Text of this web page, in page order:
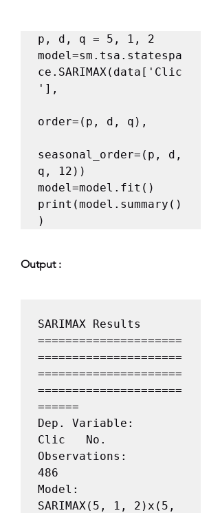
p, d, q = 5, 1, 2
model=sm.tsa.statespa
ce.SARIMAX(data['Clic
'],
order=(p, d, q),
seasonal_order=(p, d,
q, 12))
model=model.fit()
print(model.summary()
)
Output :
SARIMAX Results
=====================
=====================
=====================
=====================
======
Dep. Variable:
Clic   No.
Observations:
486
Model:
SARIMAX(5, 1, 2)x(5,